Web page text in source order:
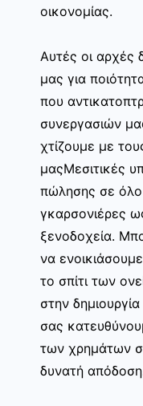
οικονομίας.
Αυτές οι αρχές
μας για
που
συνεργασιών
χτίζουμε με
μαςΜεσιτικές
πώλησης σε
γκαρσονιέρες
ξενοδοχεία.
να
το σπίτι των
στην
σας
των χρημάτων
δυνατή